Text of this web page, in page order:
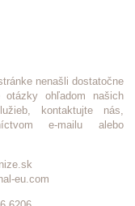
nenašli dostatočne
otázky ohľadom našich
kontaktujte nás,
e-mailu alebo
eu.com